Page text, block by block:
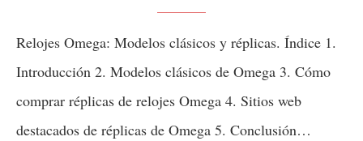
Relojes Omega: Modelos clásicos y réplicas. Índice 1.
Introducción 2. Modelos clásicos de Omega 3. Cómo
comprar réplicas de relojes Omega 4. Sitios web
destacados de réplicas de Omega 5. Conclusión…